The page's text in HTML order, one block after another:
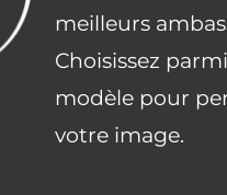
meilleurs
Choisissez
modèle pour
votre image.